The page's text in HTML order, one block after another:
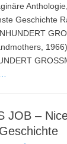
Geschichte
JOB –